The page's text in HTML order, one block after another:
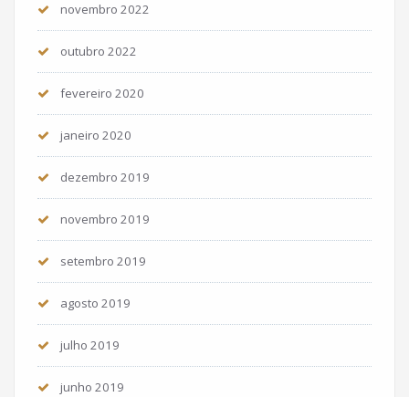
novembro 2022
outubro 2022
fevereiro 2020
janeiro 2020
dezembro 2019
novembro 2019
setembro 2019
agosto 2019
julho 2019
junho 2019